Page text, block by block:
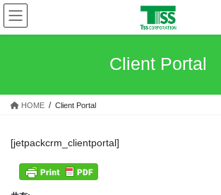
コ
ン
テ
ス
ナ
ビ
ゲ
ン
Client Portal
HOME Client Portal
[jetpackcrm_clientportal]